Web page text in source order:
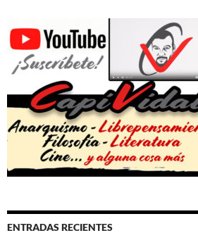
ENTRADAS RECIENTES